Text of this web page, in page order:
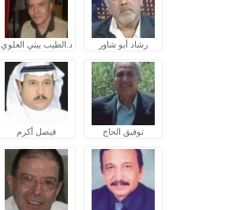
رشاد أبو شاور د.الطيب بيتي العلوي
توفيق الحاج فيصل أكرم